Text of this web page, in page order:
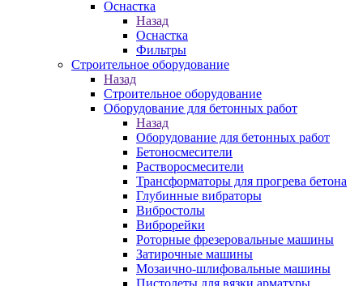
Оснастка
Назад
Оснастка
Фильтры
Строительное оборудование
Назад
Строительное оборудование
Оборудование для бетонных работ
Назад
Оборудование для бетонных работ
Бетоносмесители
Растворосмесители
Трансформаторы для прогрева бетона
Глубинные вибраторы
Вибростолы
Виброрейки
Роторные фрезеровальные машины
Затирочные машины
Мозаично-шлифовальные машины
Пистолеты для вязки арматуры